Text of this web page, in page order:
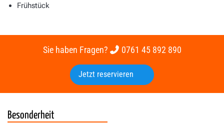
Frühstück
Sie haben Fragen? 0761 45 892 890
Jetzt reservieren
Besonderheit